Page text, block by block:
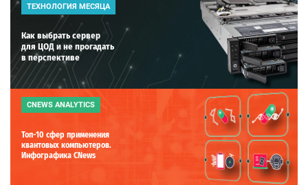
ТЕХНОЛОГИЯ МЕСЯЦА
Как выбрать сервер
для ЦОД и не прогадать
в перспективе
CNEWS ANALYTICS
Топ-10 сфер применения
квантовых компьютеров.
Инфографика CNews